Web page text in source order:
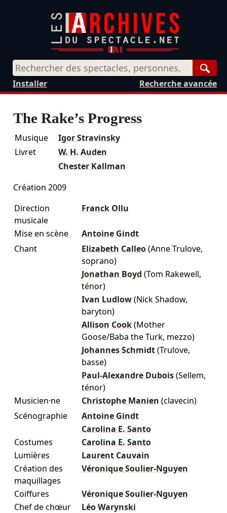
Recherche avancée
Installer
The Rake’s Progress
Musique
Igor Stravinsky
Livret
W. H. Auden
Chester Kallman
Création 2009
Direction
musicale
Franck Ollu
Mise en scène
Antoine Gindt
Chant
Elizabeth Calleo (Anne Trulove,
soprano)
Jonathan Boyd (Tom Rakewell,
ténor)
Ivan Ludlow (Nick Shadow,
baryton)
Allison Cook (Mother
Goose/Baba the Turk, mezzo)
Johannes Schmidt (Trulove,
basse)
Paul-Alexandre Dubois (Sellem,
ténor)
Musicien·ne
Christophe Manien (clavecin)
Scénographie
Antoine Gindt
Carolina E. Santo
Costumes
Carolina E. Santo
Lumières
Laurent Cauvain
Création des
maquillages
Véronique Soulier-Nguyen
Coiffures
Véronique Soulier-Nguyen
Chef de chœur
Léo Warynski